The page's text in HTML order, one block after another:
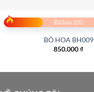
Đã bán 202
BÓ HOA BH009
850.000₫